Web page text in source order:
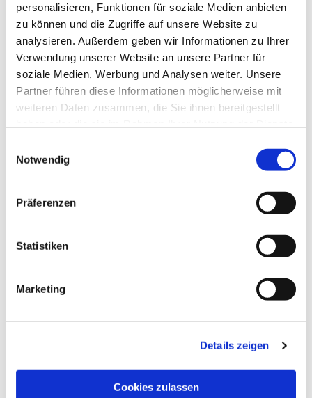
personalisieren, Funktionen für soziale Medien anbieten
zu können und die Zugriffe auf unsere Website zu
analysieren. Außerdem geben wir Informationen zu Ihrer
Verwendung unserer Website an unsere Partner für
soziale Medien, Werbung und Analysen weiter. Unsere
Partner führen diese Informationen möglicherweise mit
weiteren Daten zusammen, die Sie ihnen bereitgestellt
Notwendig
Präferenzen
Statistiken
Marketing
Details zeigen
Cookies zulassen